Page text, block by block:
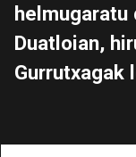
helmugaratu
Duatloian,
Gurrutxagak